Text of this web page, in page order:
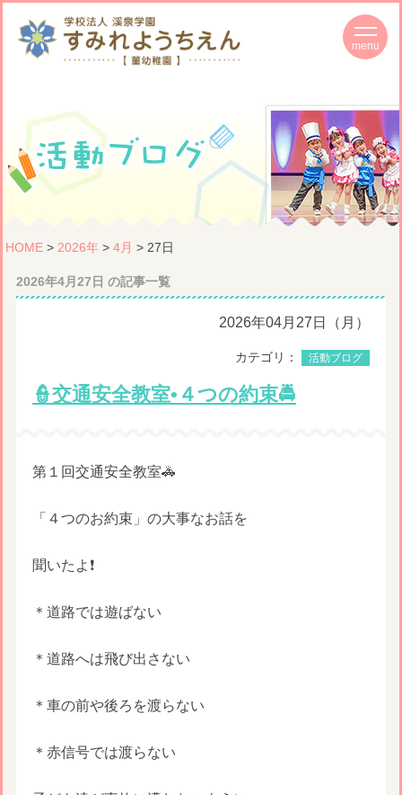
HOME> 2026年> 4月 > 27日
2026年4月27日 の記事一覧
2026年04月27日（月）
カテゴリ： 活動ブログ
👮交通安全教室•４つの約束🚔
第１回交通安全教室🚓
「４つのお約束」の大事なお話を
聞いたよ❗️
＊道路では遊ばない
＊道路へは飛び出さない
＊車の前や後ろを渡らない
＊赤信号では渡らない